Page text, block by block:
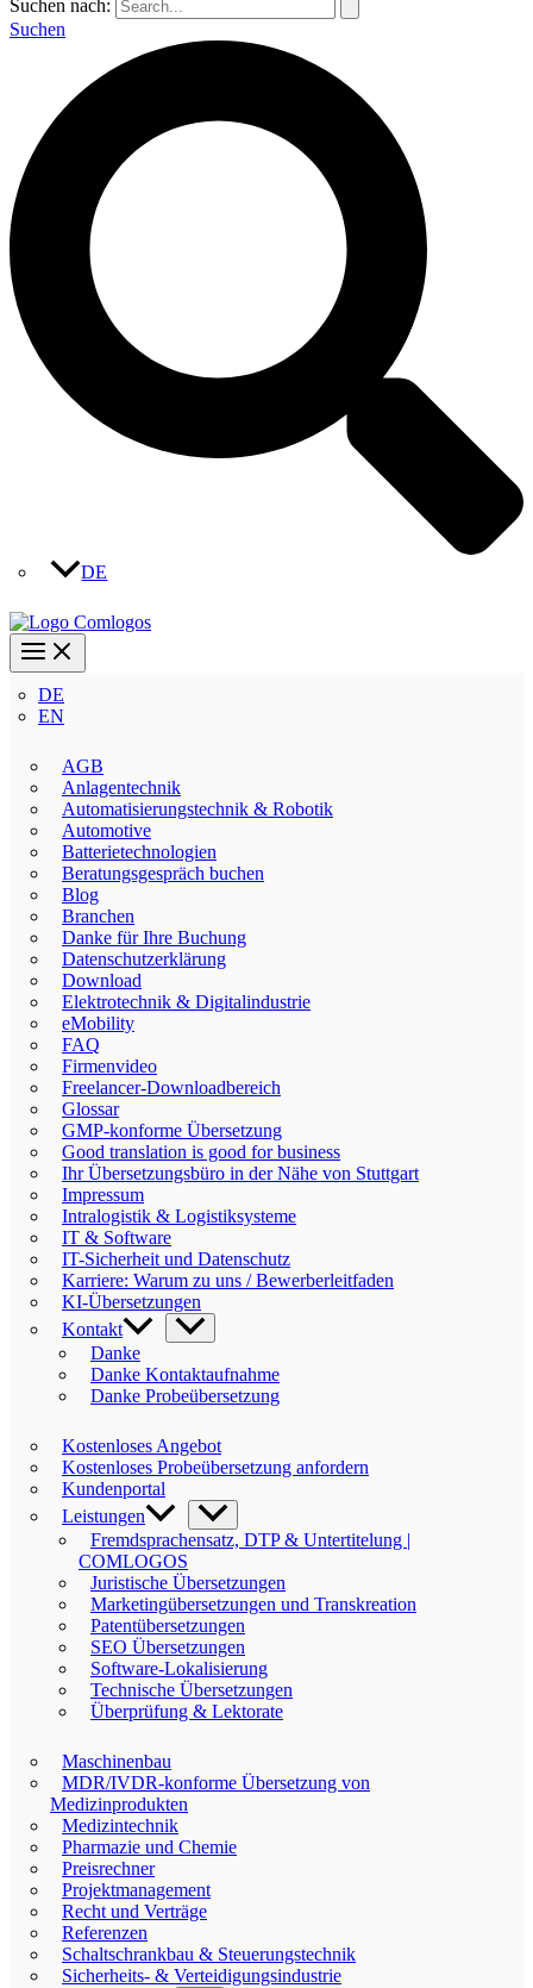
Suchen nach:
Suchen
DE
DE
EN
AGB
Anlagentechnik
Automatisierungstechnik & Robotik
Automotive
Batterietechnologien
Beratungsgespräch buchen
Blog
Branchen
Danke für Ihre Buchung
Datenschutzerklärung
Download
Elektrotechnik & Digitalindustrie
eMobility
FAQ
Firmenvideo
Freelancer-Downloadbereich
Glossar
GMP-konforme Übersetzung
Good translation is good for business
Ihr Übersetzungsbüro in der Nähe von Stuttgart
Impressum
Intralogistik & Logistiksysteme
IT & Software
IT-Sicherheit und Datenschutz
Karriere: Warum zu uns / Bewerberleitfaden
KI-Übersetzungen
Kontakt
Danke
Danke Kontaktaufnahme
Danke Probeübersetzung
Kostenloses Angebot
Kostenloses Probeübersetzung anfordern
Kundenportal
Leistungen
Fremdsprachensatz, DTP & Untertitelung |
COMLOGOS
Juristische Übersetzungen
Marketingübersetzungen und Transkreation
Patentübersetzungen
SEO Übersetzungen
Software-Lokalisierung
Technische Übersetzungen
Überprüfung & Lektorate
Maschinenbau
MDR/IVDR-konforme Übersetzung von
Medizinprodukten
Medizintechnik
Pharmazie und Chemie
Preisrechner
Projektmanagement
Recht und Verträge
Referenzen
Schaltschrankbau & Steuerungstechnik
Sicherheits- & Verteidigungsindustrie